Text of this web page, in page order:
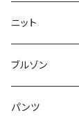
50/XL～
48/L
50/XL～
46/M
48/L
50/XL～
～44/S
46/M
48/L
ニット
～44/S
46/M
ブルゾン
～44/S
パンツ